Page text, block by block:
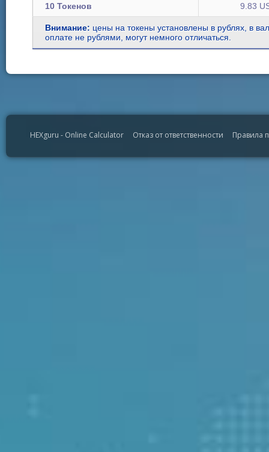
10 Токенов 9.83
Внимание: цены на токены установлены в рублях, в
оплате не рублями, могут немного отличаться.
HEXguru - Online Calculator Отказ от ответственности Правила